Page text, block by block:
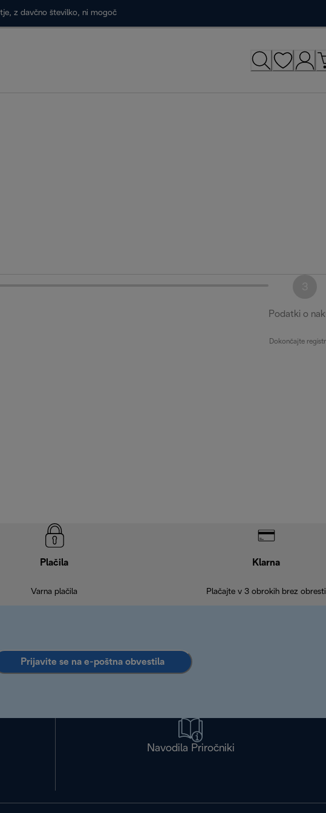
z davčno številko, ni mogoč
Podatki o
Dokončajte
Plačila
Varna plačila
Klarna
Plačajte v 3 obrokih brez obresti
Prijavite se na e-poštna obvestila
Navodila Priročniki